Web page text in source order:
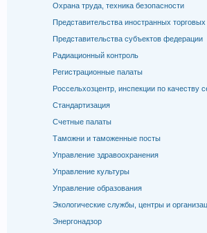
Охрана труда, техника безопасности
Представительства иностранных
Представительства субъектов федерации
Радиационный контроль
Регистрационные палаты
Россельхозцентр, инспекции по качеству
Стандартизация
Счетные палаты
Таможни и таможенные посты
Управление здравоохранения
Управление культуры
Управление образования
Экологические службы, центры и
Энергонадзор